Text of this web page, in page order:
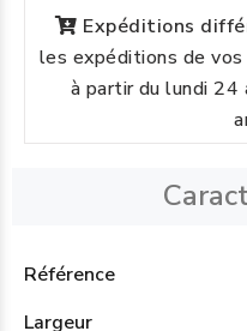
Expéditions
les expéditions de
à partir du lundi 24
Référence
Largeur